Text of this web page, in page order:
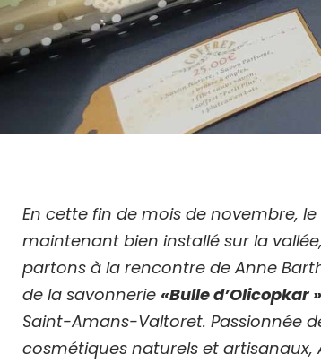
En cette fin de mois de novembre, le
maintenant bien installé sur la
partons à la rencontre de Anne
de la savonnerie «Bulle d’Olicopkar »
Saint-Amans-Valtoret. Passionnée
cosmétiques naturels et artisanaux,